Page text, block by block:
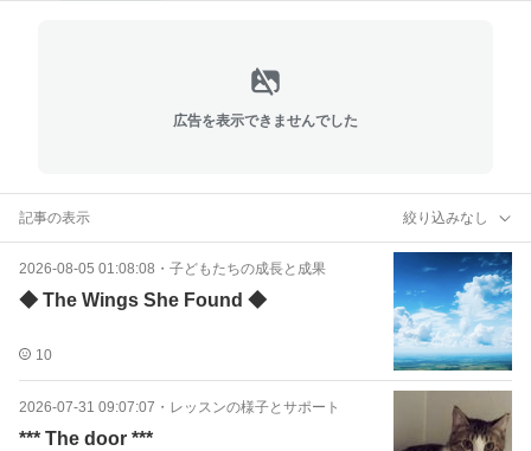
広告を表示できませんでした
記事の表示 絞り込みなし
2026-08-05 01:08:08 ・ 子どもたちの成長と成果
◆ The Wings She Found ◆
10
2026-07-31 09:07:07 ・ レッスンの様子とサポート
*** The door ***